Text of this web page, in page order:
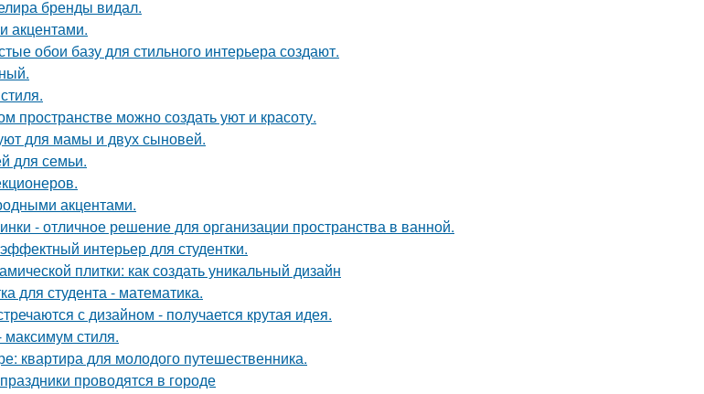
бренды видал.
акцентами.
обои базу для стильного интерьера создают.
пространстве можно создать уют и красоту.
для мамы и двух сыновей.
для семьи.
акцентами.
- отличное решение для организации пространства в ванной.
интерьер для студентки.
плитки: как создать уникальный дизайн
для студента - математика.
с дизайном - получается крутая идея.
стиля.
квартира для молодого путешественника.
проводятся в городе